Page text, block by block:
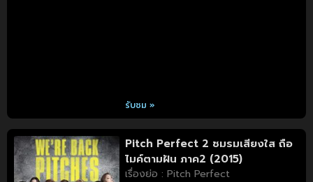
รับชม »
Pitch Perfect 2 ชมรมเสียงใส ถือ
ไมค์ตามฝัน ภาค2 (2015)
เรื่องย่อ : Pitch Perfect